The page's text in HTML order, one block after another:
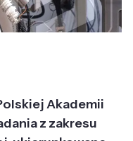
Akademii
z zakresu